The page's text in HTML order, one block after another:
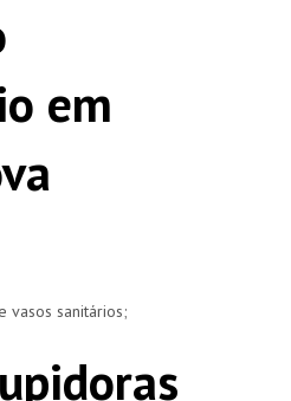
em
vasos sanitários;